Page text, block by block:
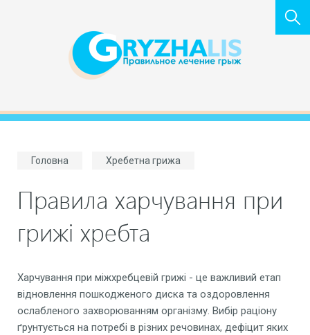
Головна Хребетна грижа
Правила харчування при
грижі хребта
Харчування при міжхребцевій грижі - це важливий етап
відновлення пошкодженого диска та оздоровлення
ослабленого захворюванням організму. Вибір раціону
ґрунтується на потребі в різних речовинах, дефіцит яких